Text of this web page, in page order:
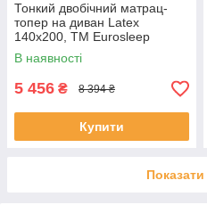
Тонкий двобічний матрац-
топер на диван Latex
140х200, ТМ Eurosleep
В наявності
5 456 ₴ 8 394 ₴
Купити